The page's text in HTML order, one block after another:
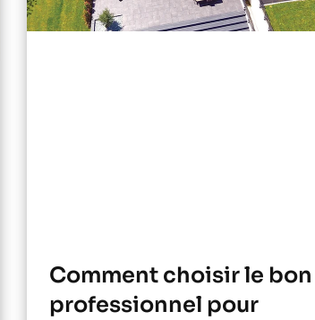
Comment choisir le bon
professionnel pour